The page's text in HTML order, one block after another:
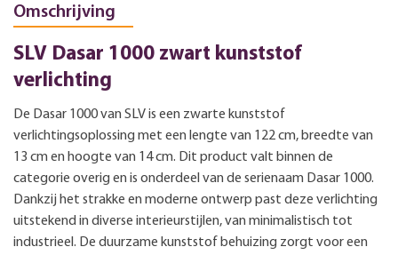
Omschrijving
SLV Dasar 1000 zwart kunststof
verlichting
De Dasar 1000 van SLV is een zwarte kunststof
verlichtingsoplossing met een lengte van 122 cm, breedte van
13 cm en hoogte van 14 cm. Dit product valt binnen de
categorie overig en is onderdeel van de serienaam Dasar 1000.
Dankzij het strakke en moderne ontwerp past deze verlichting
uitstekend in diverse interieurstijlen, van minimalistisch tot
industrieel. De duurzame kunststof behuizing zorgt voor een